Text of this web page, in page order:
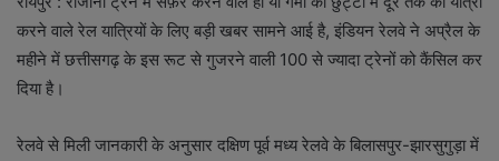
करने वाले रेल यात्रियों के लिए बड़ी खबर सामने आई है, इंडियन रेलवे ने अप्रैल के
महीने में छत्तीसगढ़ के इस रूट से गुजरने वाली 100 से ज्यादा ट्रेनों को कैंसिल कर
दिया है।
रेलवे से मिली जानकारी के अनुसार दक्षिण पूर्व मध्य रेलवे के बिलासपुर-झारसुगुड़ा में